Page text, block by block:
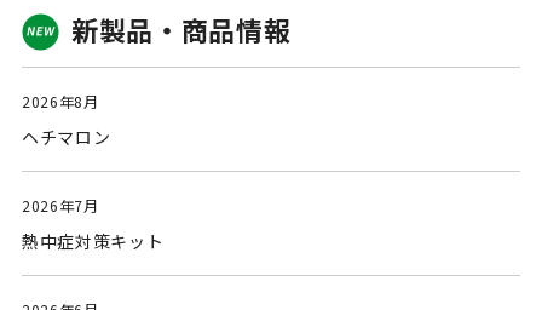
新製品・商品情報
2026年8月
ヘチマロン
2026年7月
熱中症対策キット